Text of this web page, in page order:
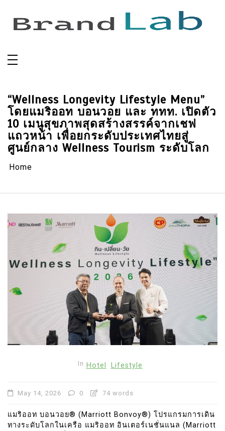
content
“Wellness Longevity Lifestyle Menu”
โดยแมริออท บอนวอย และ ททท. เปิดตัว
10 เมนูสุขภาพสุดสร้างสรรค์จากเชฟ
แถวหน้า เพื่อยกระดับประเทศไทยสู่
ศูนย์กลาง Wellness Tourism ระดับโลก
Home
In Hotel Lifestyle
May 14, 2026 0 74 words
แมริออท บอนวอย® (Marriott Bonvoy®) โปรแกรมการเดิน
ทางระดับโลกในเครือ แมริออท อินเตอร์เนชั่นแนล (Marriott